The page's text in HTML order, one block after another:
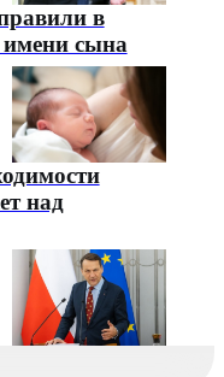
в
сына
над